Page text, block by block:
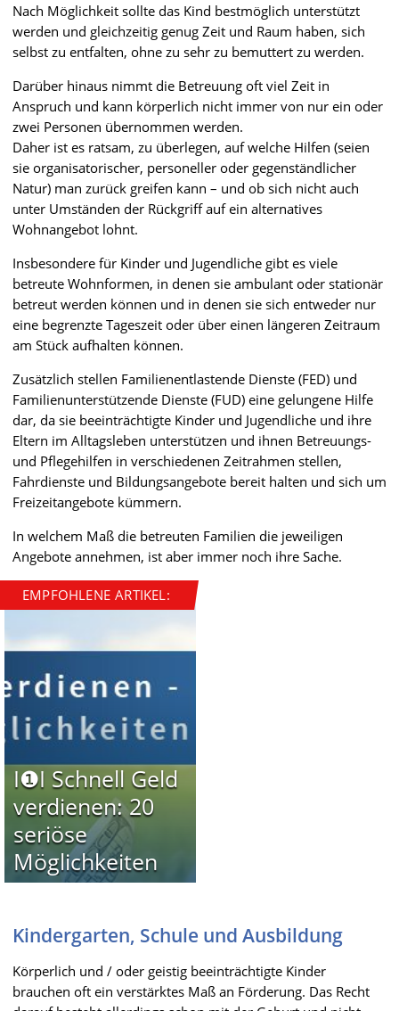
Nach Möglichkeit sollte das Kind bestmöglich unterstützt
werden und gleichzeitig genug Zeit und Raum haben, sich
selbst zu entfalten, ohne zu sehr zu bemuttert zu werden.
Darüber hinaus nimmt die Betreuung oft viel Zeit in
Anspruch und kann körperlich nicht immer von nur ein oder
zwei Personen übernommen werden.
Daher ist es ratsam, zu überlegen, auf welche Hilfen (seien
sie organisatorischer, personeller oder gegenständlicher
Natur) man zurück greifen kann – und ob sich nicht auch
unter Umständen der Rückgriff auf ein alternatives
Wohnangebot lohnt.
Insbesondere für Kinder und Jugendliche gibt es viele
betreute Wohnformen, in denen sie ambulant oder stationär
betreut werden können und in denen sie sich entweder nur
eine begrenzte Tageszeit oder über einen längeren Zeitraum
am Stück aufhalten können.
Zusätzlich stellen Familienentlastende Dienste (FED) und
Familienunterstützende Dienste (FUD) eine gelungene Hilfe
dar, da sie beeinträchtigte Kinder und Jugendliche und ihre
Eltern im Alltagsleben unterstützen und ihnen Betreuungs-
und Pflegehilfen in verschiedenen Zeitrahmen stellen,
Fahrdienste und Bildungsangebote bereit halten und sich um
Freizeitangebote kümmern.
In welchem Maß die betreuten Familien die jeweiligen
Angebote annehmen, ist aber immer noch ihre Sache.
EMPFOHLENE ARTIKEL:
I❶I Schnell Geld
verdienen: 20
seriöse
Möglichkeiten
Kindergarten, Schule und Ausbildung
Körperlich und / oder geistig beeinträchtigte Kinder
brauchen oft ein verstärktes Maß an Förderung. Das Recht